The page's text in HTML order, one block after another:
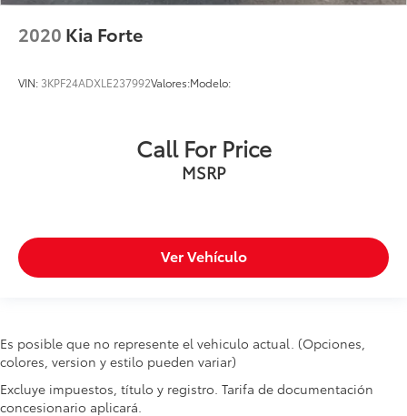
2020 Kia Forte
VIN: 3KPF24ADXLE237992Valores:Modelo:
Call For Price
MSRP
Ver Vehículo
Es posible que no represente el vehiculo actual. (Opciones,
colores, version y estilo pueden variar)
Excluye impuestos, título y registro. Tarifa de documentación
concesionario aplicará.